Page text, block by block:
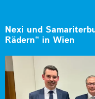
Nexi und
Rädern“ in Wien